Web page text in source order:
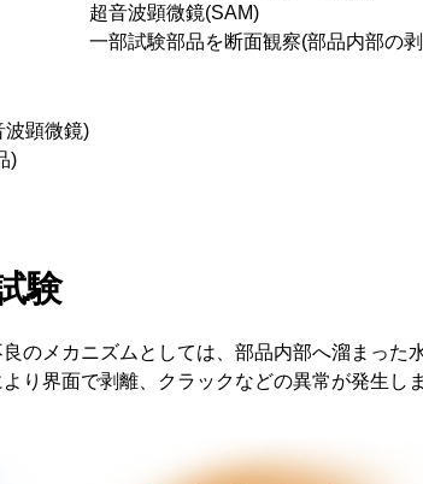
超音波顕微鏡(SAM)
一部試験部品を断面観察(部品内部の
波顕微鏡)
)
験
のメカニズムとしては、部品内部へ溜まった
り界面で剥離、クラックなどの異常が発生しま